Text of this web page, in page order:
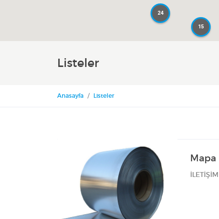
24
15
24
15
Listeler
Anasayfa Listeler
Mapa
İLETİŞİM